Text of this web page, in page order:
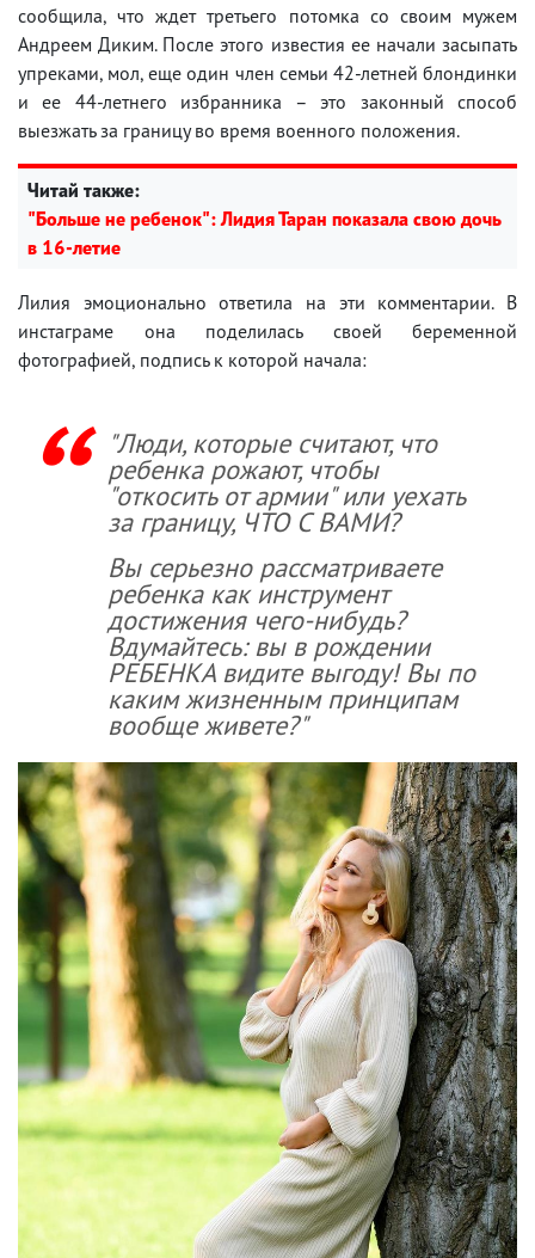
сообщила, что ждет третьего потомка со своим мужем
Андреем Диким. После этого известия ее начали засыпать
упреками, мол, еще один член семьи 42-летней блондинки
и ее 44-летнего избранника – это законный способ
выезжать за границу во время военного положения.
Читай также:
"Больше не ребенок": Лидия Таран показала свою дочь
в 16-летие
Лилия эмоционально ответила на эти комментарии. В
инстаграме она поделилась своей беременной
фотографией, подпись к которой начала:
"Люди, которые считают, что
ребенка рожают, чтобы
"откосить от армии" или уехать
за границу, ЧТО С ВАМИ?
Вы серьезно рассматриваете
ребенка как инструмент
достижения чего-нибудь?
Вдумайтесь: вы в рождении
РЕБЕНКА видите выгоду! Вы по
каким жизненным принципам
вообще живете?"